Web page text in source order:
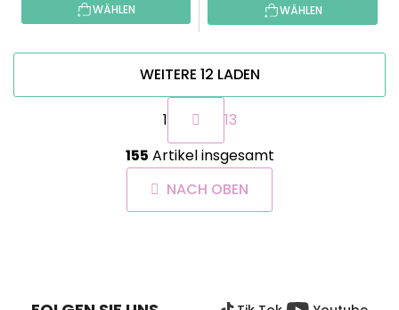
WÄHLEN WÄHLEN
S
t
e
u
e
WEITERE 12 LADEN
P
a
g
i
n
i
e
1
13
155 Artikel insgesamt
NACH OBEN